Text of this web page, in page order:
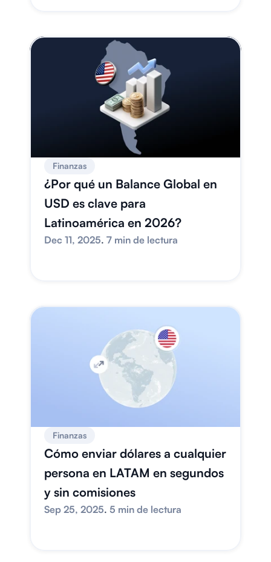
Finanzas
¿Por qué un Balance Global en
USD es clave para
Latinoamérica en 2026?
Dec 11, 2025. 7 min de lectura
Finanzas
Cómo enviar dólares a cualquier
persona en LATAM en segundos
y sin comisiones
Sep 25, 2025. 5 min de lectura